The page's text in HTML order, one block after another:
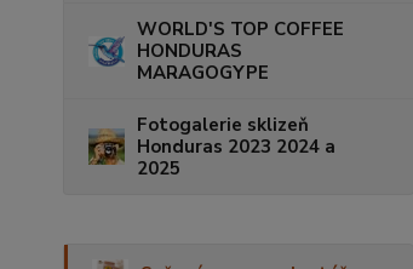
WORLD'S TOP COFFEE
HONDURAS
MARAGOGYPE
Fotogalerie sklizeň
Honduras 2023 2024 a
2025